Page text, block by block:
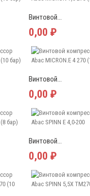
Винтовой...
0,00 ₽
Винтовой...
0,00 ₽
Винтовой...
0,00 ₽